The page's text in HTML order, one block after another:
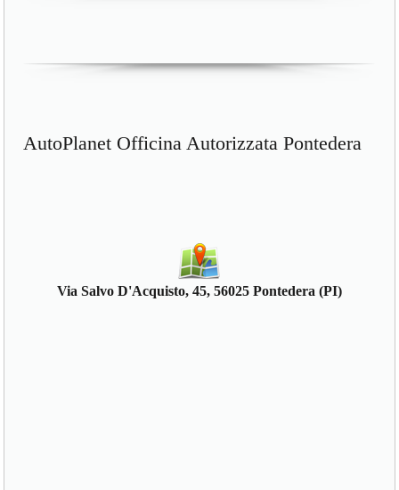
AutoPlanet Officina Autorizzata Pontedera
Via Salvo D'Acquisto, 45, 56025 Pontedera (PI)